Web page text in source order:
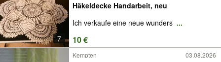
7
Häkeldecke Handarbeit, neu
Ich verkaufe eine neue wunders ...
10 €
Kempten 03.08.2026